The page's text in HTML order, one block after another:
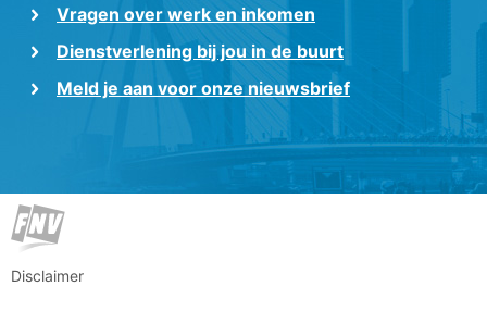
Vragen over werk en inkomen
Dienstverlening bij jou in de buurt
Meld je aan voor onze nieuwsbrief
Disclaimer